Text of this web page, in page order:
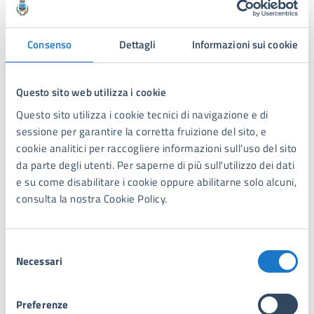
Consenso Dettagli Informazioni sui cookie
Questo sito web utilizza i cookie
Questo sito utilizza i cookie tecnici di navigazione e di
sessione per garantire la corretta fruizione del sito, e
cookie analitici per raccogliere informazioni sull'uso del sito
da parte degli utenti. Per saperne di più sull'utilizzo dei dati
e su come disabilitare i cookie oppure abilitarne solo alcuni,
consulta la nostra Cookie Policy.
delNecessari
Preferenze
svolgerà con stand gastronomici disposti sulla piazza del
Pontile, ci saranno tavoli e sedute per accogliere al
meglio i visitatori. I partecipanti potranno acquistare in
prevendita coupon che daranno diritto a due assaggi dai
consumazione. Il ricavato sarà devoluto in beneficenza
alle associazioni locali, tra cui la Croce Verde e la Banda
La Marinara, storicamente impegnate nell’animazione e
nell’organizzazione delle feste sul pontile.
Fondamentale il contributo degli sponsor tecnici, che
hanno creduto fin da subito nello spirito dell’iniziativa.
Tra questi Fonte Viva, per la fornitura dell’acqua, Molino
Abbigliamento tecnico e diverse realtà del territorio,
degli stand. Altri sponsor si stanno aggiungendo in
Non mancheranno proposte per tutti i gusti, comprese